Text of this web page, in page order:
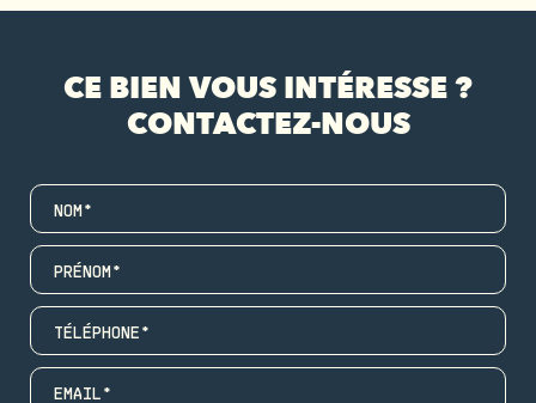
CE BIEN VOUS INTÉRESSE ?
CONTACTEZ-NOUS
NOM*
PRÉNOM*
TÉLÉPHONE*
EMAIL*